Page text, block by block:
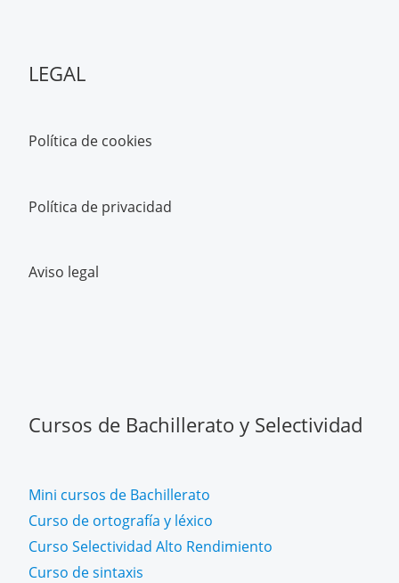
LEGAL
Política de cookies
Política de privacidad
Aviso legal
Cursos de Bachillerato y Selectividad
Mini cursos de Bachillerato
Curso de ortografía y léxico
Curso Selectividad Alto Rendimiento
Curso de sintaxis